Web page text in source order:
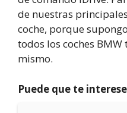
de nuestras
coche, porque
todos los coches
mismo.
Puede que te